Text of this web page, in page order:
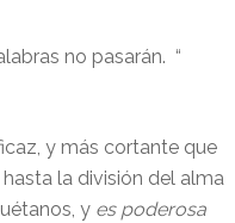
no pasarán. “
y más cortante que
la división del alma
y es poderosa